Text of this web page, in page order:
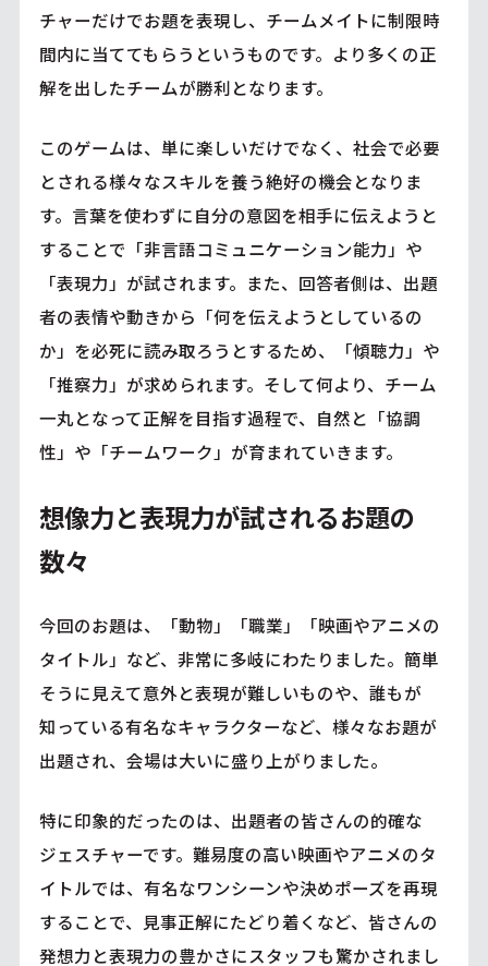
チャーだけでお題を表現し、チームメイトに制限時
間内に当ててもらうというものです。より多くの正
解を出したチームが勝利となります。
このゲームは、単に楽しいだけでなく、社会で必要
とされる様々なスキルを養う絶好の機会となりま
す。言葉を使わずに自分の意図を相手に伝えようと
することで「非言語コミュニケーション能力」や
「表現力」が試されます。また、回答者側は、出題
者の表情や動きから「何を伝えようとしているの
か」を必死に読み取ろうとするため、「傾聴力」や
「推察力」が求められます。そして何より、チーム
一丸となって正解を目指す過程で、自然と「協調
性」や「チームワーク」が育まれていきます。
想像力と表現力が試されるお題の
数々
今回のお題は、「動物」「職業」「映画やアニメの
タイトル」など、非常に多岐にわたりました。簡単
そうに見えて意外と表現が難しいものや、誰もが
知っている有名なキャラクターなど、様々なお題が
出題され、会場は大いに盛り上がりました。
特に印象的だったのは、出題者の皆さんの的確な
ジェスチャーです。難易度の高い映画やアニメのタ
イトルでは、有名なワンシーンや決めポーズを再現
することで、見事正解にたどり着くなど、皆さんの
発想力と表現力の豊かさにスタッフも驚かされまし